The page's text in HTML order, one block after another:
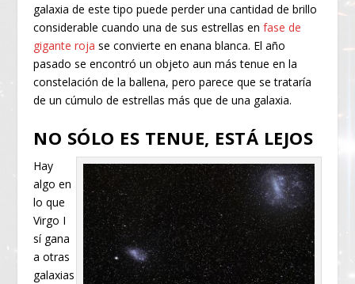
galaxia de este tipo puede perder una cantidad de brillo
considerable cuando una de sus estrellas enfase de
gigante roja se convierte en enana blanca. El año
pasado se encontró un objeto aun más tenue en la
constelación de la ballena, pero parece que se trataría
de un cúmulo de estrellas más que de una galaxia.
NO SÓLO ES TENUE, ESTÁ LEJOS
Hay
algo en
lo que
Virgo I
sí gana
a otras
galaxias